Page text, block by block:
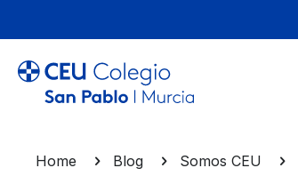
Home Blog Somos CEU